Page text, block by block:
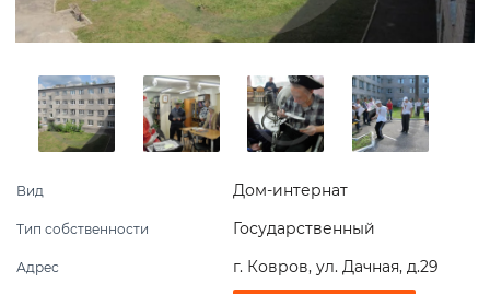
Вид Дом-интернат
Тип собственности Государственный
Адрес г. Ковров, ул. Дачная, д.29